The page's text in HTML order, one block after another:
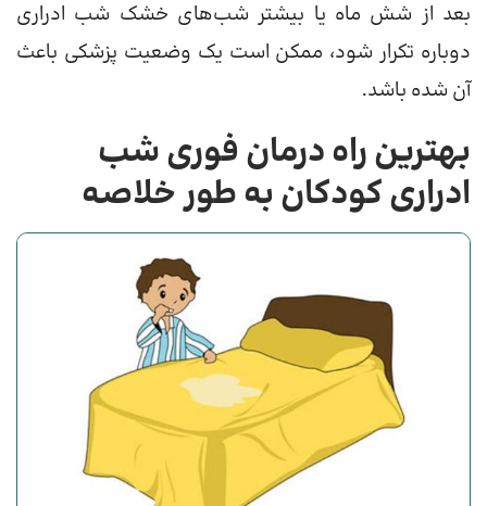
بعد از شش ماه یا بیشتر شب‌های خشک شب ادراری
دوباره تکرار شود، ممکن است یک وضعیت پزشکی باعث
آن شده باشد.
بهترین راه درمان فوری شب
ادراری کودکان به طور خلاصه